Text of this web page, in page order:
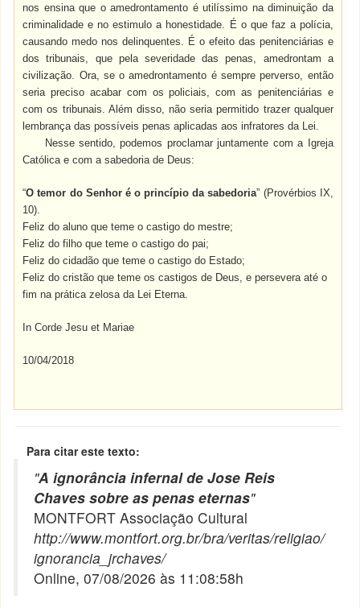
nos ensina que o amedrontamento é utilíssimo na diminuição da
criminalidade e no estimulo a honestidade. É o que faz a polícia,
causando medo nos delinquentes. É o efeito das penitenciárias e
dos tribunais, que pela severidade das penas, amedrontam a
civilização. Ora, se o amedrontamento é sempre perverso, então
seria preciso acabar com os policiais, com as penitenciárias e
com os tribunais. Além disso, não seria permitido trazer qualquer
lembrança das possíveis penas aplicadas aos infratores da Lei.
Nesse sentido, podemos proclamar juntamente com a Igreja
Católica e com a sabedoria de Deus:
“O temor do Senhor é o princípio da sabedoria” (Provérbios IX,
10).
Feliz do aluno que teme o castigo do mestre;
Feliz do filho que teme o castigo do pai;
Feliz do cidadão que teme o castigo do Estado;
Feliz do cristão que teme os castigos de Deus, e persevera até o
fim na prática zelosa da Lei Eterna.
In Corde Jesu et Mariae
10/04/2018
Para citar este texto:
"A ignorância infernal de Jose Reis
Chaves sobre as penas eternas"
MONTFORT Associação Cultural
http://www.montfort.org.br/bra/veritas/religiao/
ignorancia_jrchaves/
Online, 07/08/2026 às 11:08:58h